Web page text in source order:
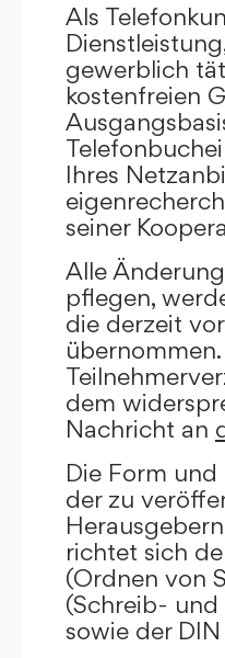
Als
gewerblich
kostenfreien
Ihres
seiner
Alle
pflegen,
die derzeit
dem
Nachricht an
Die Form
der zu
richtet sich
(Ordnen von
(Schreib-
sowie der